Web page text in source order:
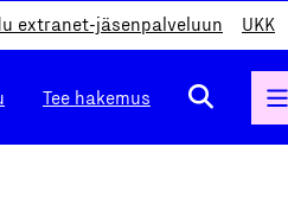
extranet-jäsenpalveluun UKK
Tee hakemus